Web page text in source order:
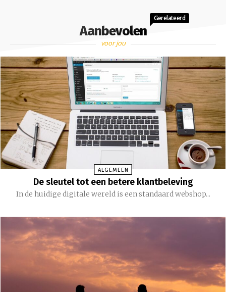
Aanbevolen
Gerelateerd
voor jou
ALGEMEEN
De sleutel tot een betere klantbeleving
In de huidige digitale wereld is een standaard webshop...